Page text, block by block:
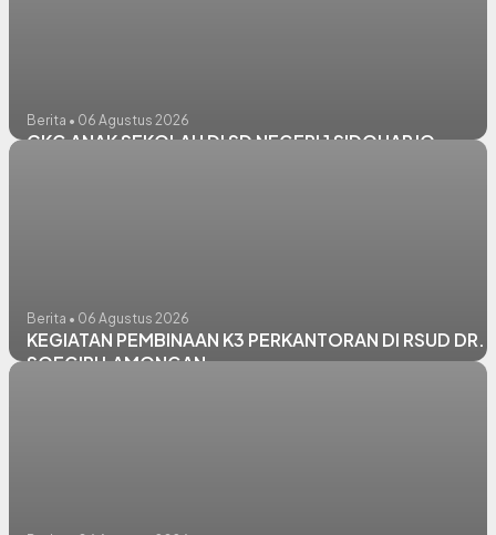
Berita • 06 Agustus 2026
CKG ANAK SEKOLAH DI SD NEGERI 1 SIDOHARJO
Berita • 06 Agustus 2026
KEGIATAN PEMBINAAN K3 PERKANTORAN DI RSUD DR.
SOEGIRI LAMONGAN